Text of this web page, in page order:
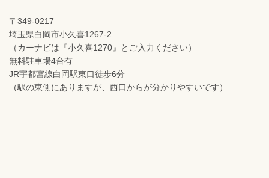
〒349-0217
埼玉県白岡市小久喜1267-2
（カーナビは『小久喜1270』とご入力ください）
無料駐車場4台有
JR宇都宮線白岡駅東口徒歩6分
（駅の東側にありますが、西口からが分かりやすいです）